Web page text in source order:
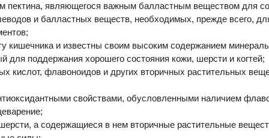
пектина, являющегося важным балластным веществом для
и балластных веществ, необходимых, прежде всего,
кишечника и известны своим высоким содержанием
поддержания хорошего состояния кожи, шерсти и когтей;
кислот, флавоноидов и других вторичных растительных
свойствами, обусловленными наличием
а содержащиеся в нем вторичные растительные